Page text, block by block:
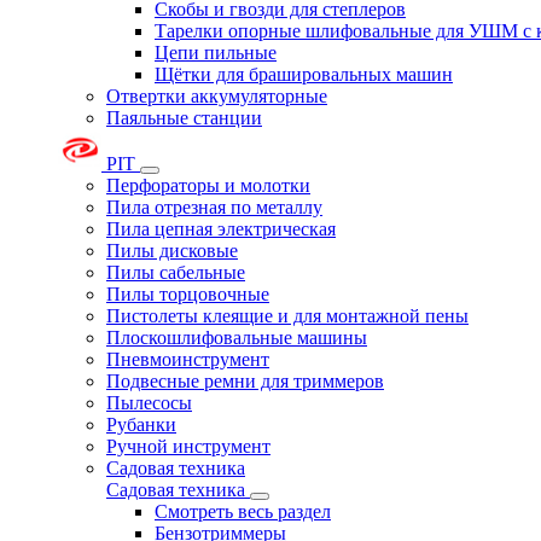
Скобы и гвозди для степлеров
Тарелки опорные шлифовальные для УШМ с
Цепи пильные
Щётки для брашировальных машин
Отвертки аккумуляторные
Паяльные станции
PIT
Перфораторы и молотки
Пила отрезная по металлу
Пила цепная электрическая
Пилы дисковые
Пилы сабельные
Пилы торцовочные
Пистолеты клеящие и для монтажной пены
Плоскошлифовальные машины
Пневмоинструмент
Подвесные ремни для триммеров
Пылесосы
Рубанки
Ручной инструмент
Садовая техника
Садовая техника
Смотреть весь раздел
Бензотриммеры